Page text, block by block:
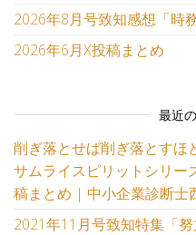
2026年8月号致知感想「時
2026年6月X投稿まとめ
最近
削ぎ落とせば削ぎ落とす
サムライスピリットシリー
稿まとめ | 中小企業診断士
2021年11月号致知特集「努